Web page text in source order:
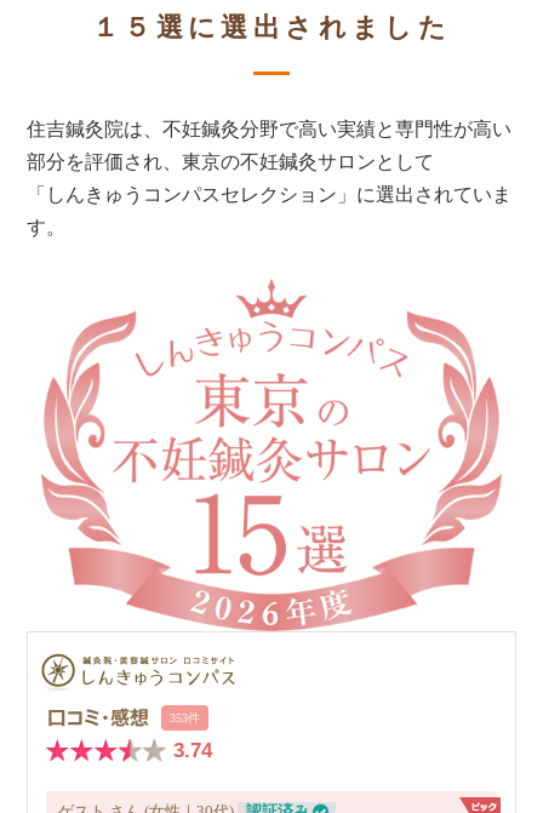
１５選に選出されました
住吉鍼灸院は、不妊鍼灸分野で高い実績と専門性が高い
部分を評価され、東京の不妊鍼灸サロンとして
「しんきゅうコンパスセレクション」に選出されていま
す。